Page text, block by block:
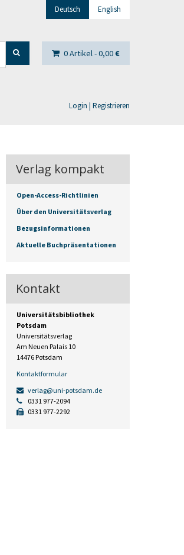
Deutsch English
0 Artikel -0,00€
Login | Registrieren
Verlag kompakt
Open-Access-Richtlinien
Über den Universitätsverlag
Bezugsinformationen
Aktuelle Buchpräsentationen
Kontakt
Universitätsbibliothek
Potsdam
Universitätsverlag
Am Neuen Palais 10
14476 Potsdam
Kontaktformular
verlag@uni-potsdam.de
0331 977-2094
0331 977-2292